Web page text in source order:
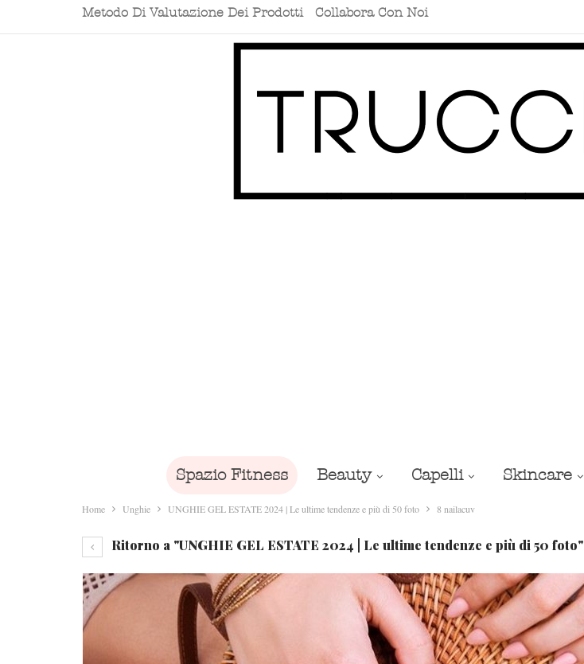
Metodo Di Valutazione Dei Prodotti Collabora Con Noi
Spazio Fitness Beauty Capelli Skincare
Home Unghie UNGHIE GEL ESTATE 2024 | Le ultime tendenze e più di 50 foto 8 nailacuv
Ritorno a "UNGHIE GEL ESTATE 2024 | Le ultime tendenze e più di 50 foto"